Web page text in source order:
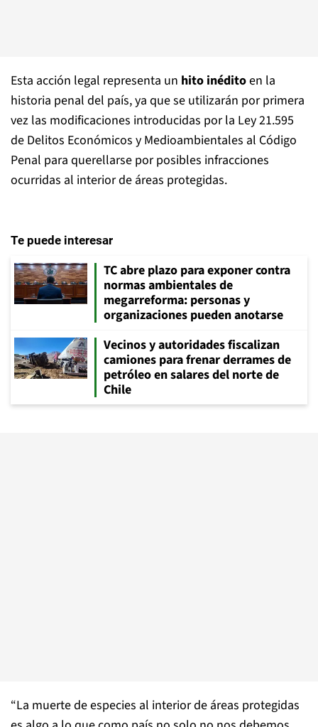
Esta acción legal representa un hito inéditoen la
historia penal del país, ya que se utilizarán por primera
vez las modificaciones introducidas por la Ley 21.595
de Delitos Económicos y Medioambientales al Código
Penal para querellarse por posibles infracciones
ocurridas al interior de áreas protegidas.
Te puede interesar
TC abre plazo para exponer contra
normas ambientales de
megarreforma: personas y
organizaciones pueden anotarse
Vecinos y autoridades fiscalizan
camiones para frenar derrames de
petróleo en salares del norte de
Chile
“La muerte de especies al interior de áreas protegidas